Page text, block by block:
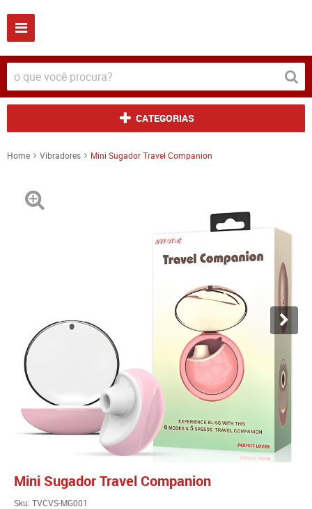
CATEGORIAS
Home Vibradores Mini Sugador Travel Companion
Mini Sugador Travel Companion
Sku: TVCVS-MG001